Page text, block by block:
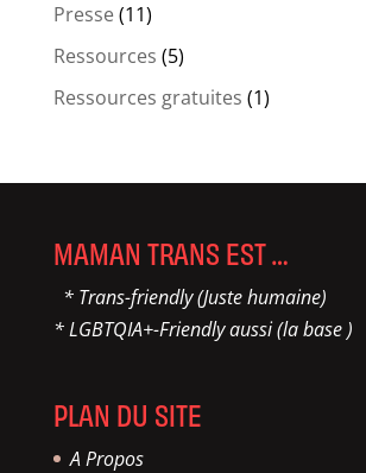
Presse(11)
Ressources (5)
Ressources gratuites (1)
MAMAN TRANS EST …
* Trans-friendly (Juste humaine)
* LGBTQIA+-Friendly aussi (la base )
PLAN DU SITE
A Propos